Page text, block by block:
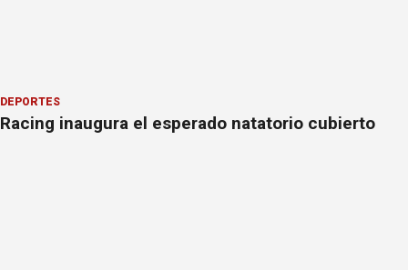
DEPORTES
Racing inaugura el esperado natatorio cubierto